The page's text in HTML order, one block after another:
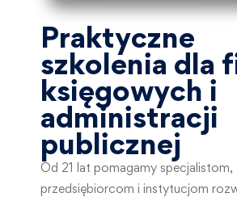
Praktyczne
szkolenia dla
księgowych i
administracji
publicznej
Od 21 lat pomagamy specjalistom,
przedsiębiorcom i instytucjom